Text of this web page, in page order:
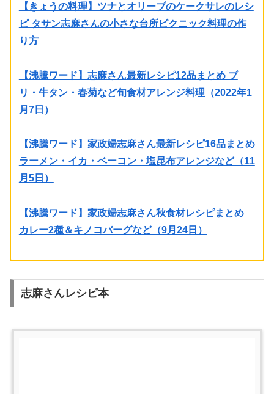
【きょうの料理】ツナとオリーブのケークサレのレシ
ピ タサン志麻さんの小さな台所ピクニック料理の作
り方
【沸騰ワード】志麻さん最新レシピ12品まとめ ブ
リ・牛タン・春菊など旬食材アレンジ料理（2022年1
月7日）
【沸騰ワード】家政婦志麻さん最新レシピ16品まとめ
ラーメン・イカ・ベーコン・塩昆布アレンジなど（11
月5日）
【沸騰ワード】家政婦志麻さん秋食材レシピまとめ
カレー2種＆キノコバーグなど（9月24日）
志麻さんレシピ本